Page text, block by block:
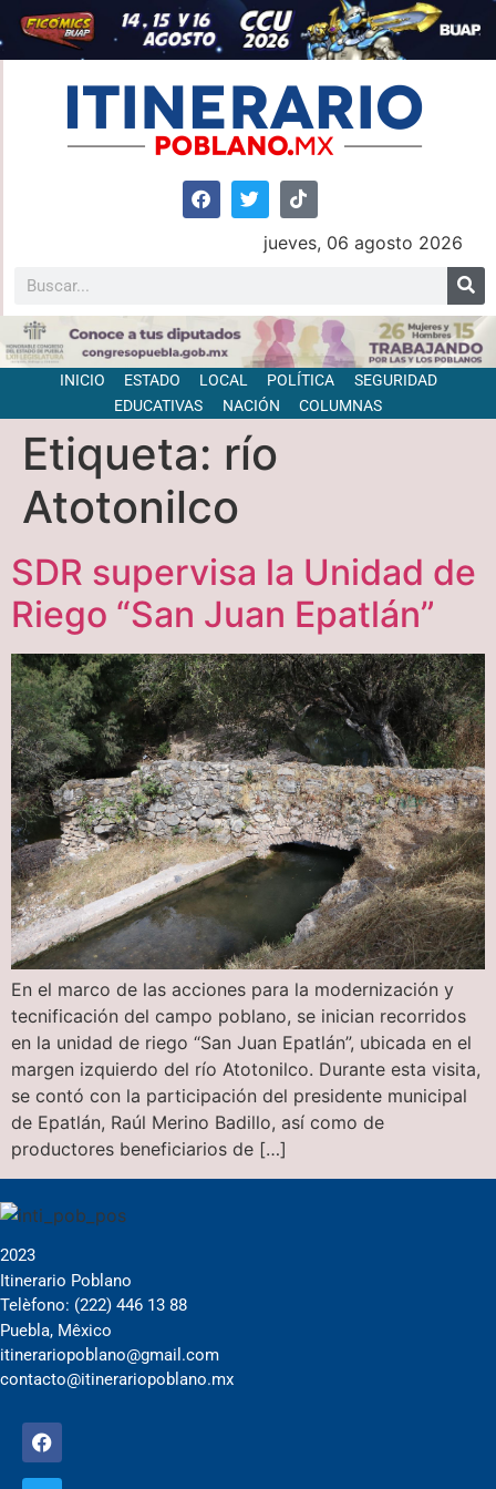
jueves, 06 agosto 2026
INICIO ESTADO LOCAL POLÍTICA
SEGURIDAD
EDUCATIVAS
NACIÓN COLUMNAS
Etiqueta: río
Atotonilco
SDR supervisa la Unidad de
Riego “San Juan Epatlán”
En el marco de las acciones para la modernización y
tecnificación del campo poblano, se inician recorridos
en la unidad de riego “San Juan Epatlán”, ubicada en el
margen izquierdo del río Atotonilco. Durante esta visita,
se contó con la participación del presidente municipal
de Epatlán, Raúl Merino Badillo, así como de
productores beneficiarios de […]
2023
Itinerario Poblano
Telèfono: (222) 446 13 88
Puebla, Mêxico
itinerariopoblano@gmail.com
contacto@itinerariopoblano.mx